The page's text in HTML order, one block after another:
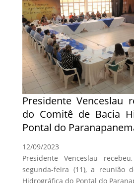
Presidente Venceslau
do Comitê de Bacia
Pontal do
12/09/2023
Presidente Venceslau
segunda-feira (11), a reunião
Hidrográfica do Pontal do